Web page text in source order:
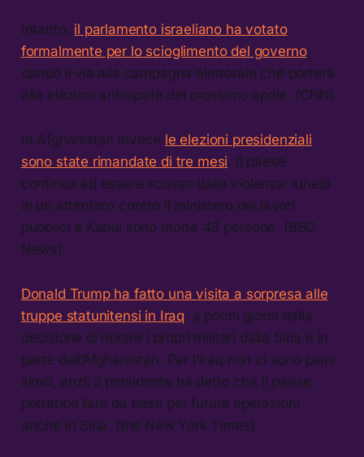
Intanto, il parlamento israeliano ha votato
formalmente per lo scioglimento del governo,
dando il via alla campagna elettorale che porterà
alle elezioni anticipate del prossimo aprile. (CNN)
In Afghanistan invece le elezioni presidenziali
sono state rimandate di tre mesi. Il paese
continua ad essere scosso dalla violenza: lunedì
in un attentato contro il ministero dei lavori
pubblici a Kabul sono morte 43 persone. (BBC
News)
Donald Trump ha fatto una visita a sorpresa alle
truppe statunitensi in Iraq, a pochi giorni dalla
decisione di ritirare i propri militari dalla Siria e in
parte dall’Afghanistan. Per l’Iraq non ci sono piani
simili, anzi: il presidente ha detto che il paese
potrebbe fare da base per future operazioni
anche in Siria. (the New York Times)